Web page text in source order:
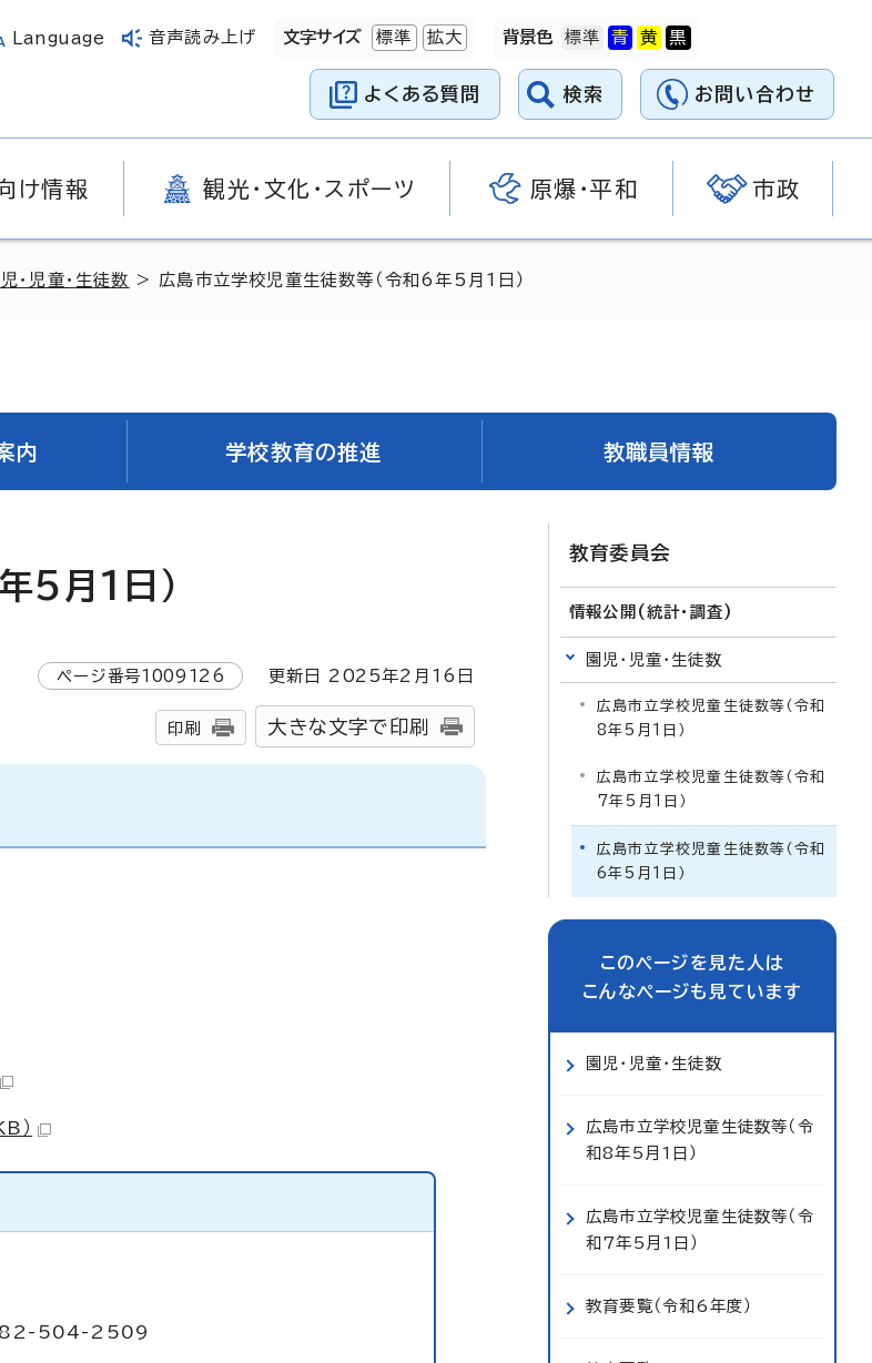
Language 音声読み上げ 文字サイズ 標準 拡大 背景色
よくある質問 検索 お問い合わせ
け情報 観光・文化・スポーツ 原爆・平和 市政
・児童・生徒数 > 広島市立学校児童生徒数等（令和6年5月1日）
内 学校教育の推進 教職員情報
5月1日）
ページ番号1009126 更新日 2025年2月 16 日
印刷 大きな文字で印刷
）
082-504-2509
教育委員会
情報公開(統計・調査)
園児・児童・生徒数
広島市立学校児童生徒数等（令和
8年5月1日）
広島市立学校児童生徒数等（令和
7年5月1日）
広島市立学校児童生徒数等（令和
6年5月1日）
このページを見た人は
こんなページも見ています
園児・児童・生徒数
広島市立学校児童生徒数等（令
和8年5月1日）
広島市立学校児童生徒数等（令
和7年5月1日）
教育要覧（令和6年度）